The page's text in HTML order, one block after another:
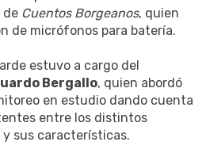
de Cuentos Borgeanos, quien
de micrófonos para batería.
estuvo a cargo del
Bergallo, quien abordó
en estudio dando cuenta
entre los distintos
y sus características.